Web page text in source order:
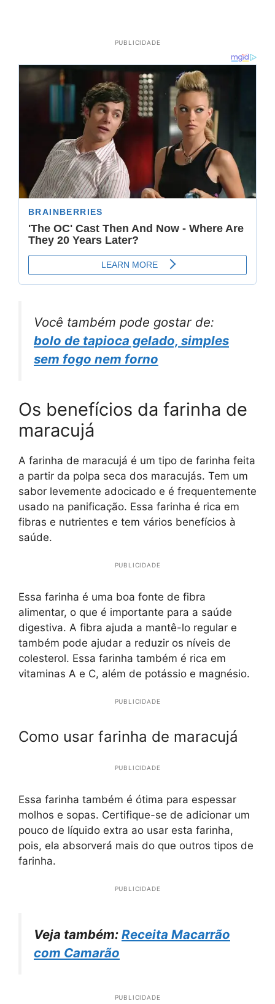
PUBLICIDADE
Você também pode gostar de:
bolo de tapioca gelado, simples
sem fogo nem forno
Os benefícios da farinha de
maracujá
A farinha de maracujá é um tipo de farinha feita
a partir da polpa seca dos maracujás. Tem um
sabor levemente adocicado e é frequentemente
usado na panificação. Essa farinha é rica em
fibras e nutrientes e tem vários benefícios à
saúde.
PUBLICIDADE
Essa farinha é uma boa fonte de fibra
alimentar, o que é importante para a saúde
digestiva. A fibra ajuda a mantê-lo regular e
também pode ajudar a reduzir os níveis de
colesterol. Essa farinha também é rica em
vitaminas A e C, além de potássio e magnésio.
PUBLICIDADE
Como usar farinha de maracujá
PUBLICIDADE
Essa farinha também é ótima para espessar
molhos e sopas. Certifique-se de adicionar um
pouco de líquido extra ao usar esta farinha,
pois, ela absorverá mais do que outros tipos de
farinha.
PUBLICIDADE
Veja também: Receita Macarrão
com Camarão
PUBLICIDADE